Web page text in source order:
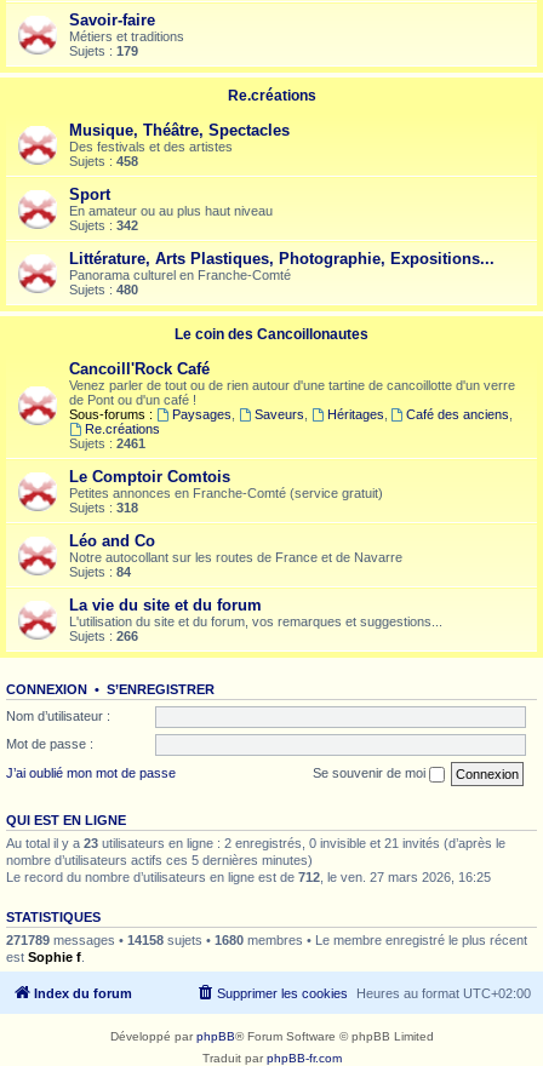
Savoir-faire
Métiers et traditions
Sujets : 179
Re.créations
Musique, Théâtre, Spectacles
Des festivals et des artistes
Sujets : 458
Sport
En amateur ou au plus haut niveau
Sujets : 342
Littérature, Arts Plastiques, Photographie, Expositions...
Panorama culturel en Franche-Comté
Sujets : 480
Le coin des Cancoillonautes
Cancoill'Rock Café
Venez parler de tout ou de rien autour d'une tartine de cancoillotte d'un verre
de Pont ou d'un café !
Sous-forums :
Paysages Saveurs Héritages Café des anciens
Re.créations
Sujets : 2461
Le Comptoir Comtois
Petites annonces en Franche-Comté (service gratuit)
Sujets : 318
Léo and Co
Notre autocollant sur les routes de France et de Navarre
Sujets : 84
La vie du site et du forum
L'utilisation du site et du forum, vos remarques et suggestions...
Sujets : 266
CONNEXION • S’ENREGISTRER
Nom d’utilisateur :
Mot de passe :
J’ai oublié mon mot de passe
Se souvenir de moi
QUI EST EN LIGNE
Au total il y a 23 utilisateurs en ligne : 2 enregistrés, 0 invisible et 21 invités (d’après le
nombre d’utilisateurs actifs ces 5 dernières minutes)
Le record du nombre d’utilisateurs en ligne est de 712 , le ven. 27 mars 2026, 16:25
STATISTIQUES
271789 messages • 14158 sujets • 1680 membres • Le membre enregistré le plus récent
est Sophie f
Index du forum Heures au format UTC+02:00
Supprimer les cookies
Développé parphpBB® Forum Software © phpBB Limited
Traduit parphpBB-fr.com